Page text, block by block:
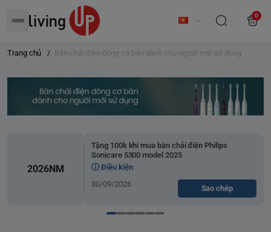
0
Trang chủ / Bàn chải điện dòng cơ bản dành cho người mới sử dụng
2026NM
Tặng 100k khi mua bàn chải điện Philips
Sonicare 5300 model 2025
ⓘ Điều kiện
30/09/2026
Sao chép